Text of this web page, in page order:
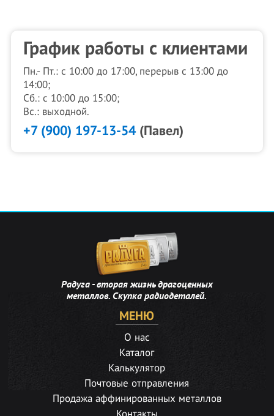
График работы с клиентами
Пн.- Пт.: с 10:00 до 17:00, перерыв с 13:00 до
14:00;
Сб.: с 10:00 до 15:00;
Вс.: выходной.
+7 (900) 197-13-54(Павел)
Радуга - вторая жизнь драгоценных
металлов. Скупка радиодеталей.
МЕНЮ
О нас
Каталог
Калькулятор
Почтовые отправления
Продажа аффинированных металлов